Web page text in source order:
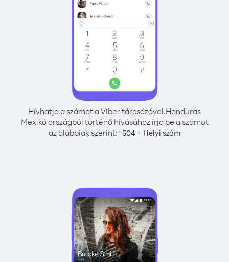
Hívhatja a számot a Viber tárcsázóval.Honduras
Mexikó országból történő hívásához írja be a számot
az alábbiak szerint:+504 + Helyi szám